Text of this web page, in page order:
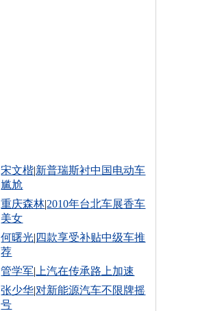
宋文楷|新普瑞斯衬中国电动车
尴尬
重庆森林|2010年台北车展香车
美女
何曙光| 四款享受补贴中级车推
荐
管学军| 上汽在传承路上加速
张少华|对新能源汽车不限牌摇
号